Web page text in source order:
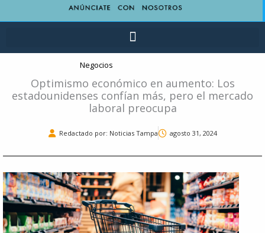
Negocios
Optimismo económico en aumento: Los
estadounidenses confían más, pero el mercado
laboral preocupa
Redactado por: Noticias Tampa agosto 31, 2024